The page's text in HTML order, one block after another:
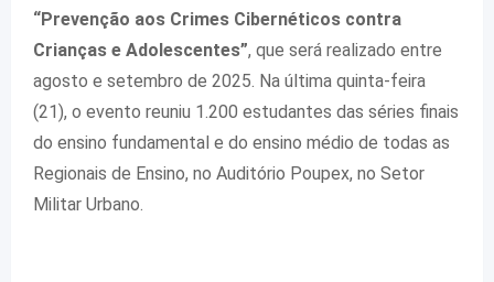
“Prevenção aos Crimes Cibernéticos contra
Crianças e Adolescentes”, que será realizado entre
agosto e setembro de 2025. Na última quinta-feira
(21), o evento reuniu 1.200 estudantes das séries finais
do ensino fundamental e do ensino médio de todas as
Regionais de Ensino, no Auditório Poupex, no Setor
Militar Urbano.